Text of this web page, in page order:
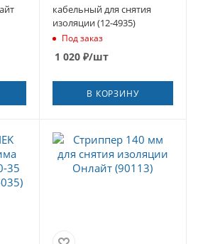
кабельный для снятия
изоляции (12-4935)
Под заказ
1 020₽/шт
В КОРЗИНУ